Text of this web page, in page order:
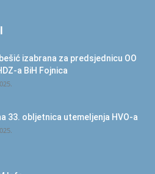
izabrana za predsjednicu OO
a BiH Fojnica
33. obljetnica utemeljenja HVO-a